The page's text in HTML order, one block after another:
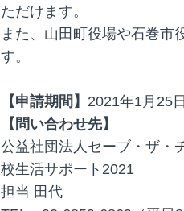
ただけます。
また、山田町役場や石巻市
す。
【申請期間】 2021年1月25
【問い合わせ先】
公益社団法人セーブ・ザ・
校生活サポート2021
担当 田代